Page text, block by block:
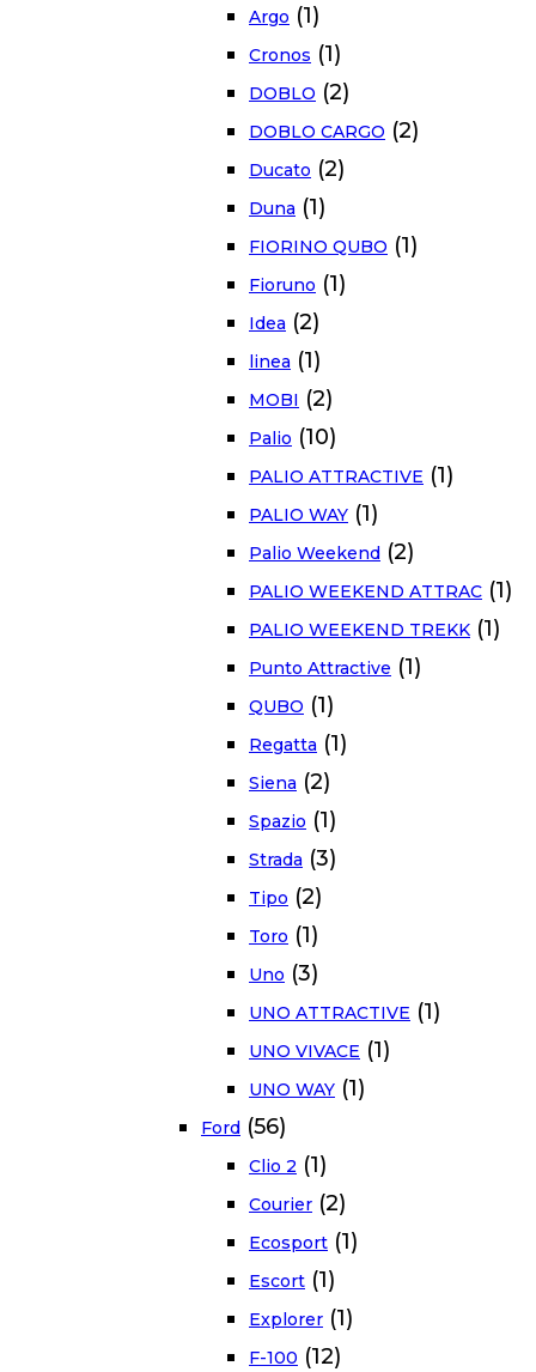
Argo (1)
Cronos (1)
DOBLO (2)
DOBLO CARGO (2)
Ducato (2)
Duna (1)
FIORINO QUBO (1)
Fioruno (1)
Idea (2)
linea (1)
MOBI (2)
Palio (10)
PALIO ATTRACTIVE (1)
PALIO WAY (1)
Palio Weekend (2)
PALIO WEEKEND ATTRAC (1)
PALIO WEEKEND TREKK (1)
Punto Attractive (1)
QUBO (1)
Regatta (1)
Siena (2)
Spazio (1)
Strada (3)
Tipo (2)
Toro (1)
Uno (3)
UNO ATTRACTIVE (1)
UNO VIVACE (1)
UNO WAY (1)
Ford (56)
Clio 2 (1)
Courier (2)
Ecosport (1)
Escort (1)
Explorer (1)
F-100 (12)